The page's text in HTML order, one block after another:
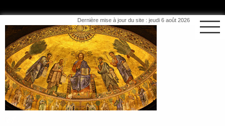
Dernière mise à jour du site : jeudi 6 août 2026